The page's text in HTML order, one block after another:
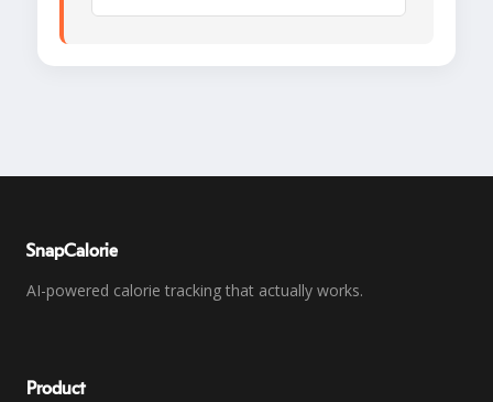
SnapCalorie
AI-powered calorie tracking that actually works.
Product